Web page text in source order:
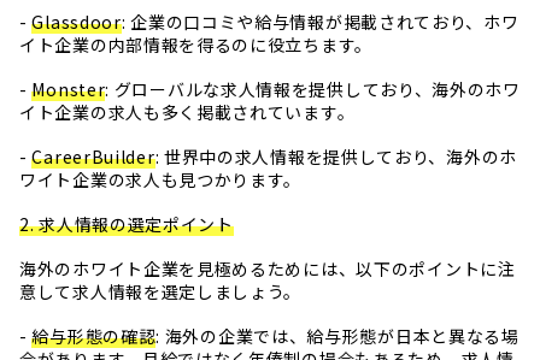
-Glassdoor: 企業の口コミや給与情報が掲載されており、ホワ
イト企業の内部情報を得るのに役立ちます。
-Monster: グローバルな求人情報を提供しており、海外のホワ
イト企業の求人も多く掲載されています。
-CareerBuilder: 世界中の求人情報を提供しており、海外のホ
ワイト企業の求人も見つかります。
2. 求人情報の選定ポイント
海外のホワイト企業を見極めるためには、以下のポイントに注
意して求人情報を選定しましょう。
-給与形態の確認: 海外の企業では、給与形態が日本と異なる場